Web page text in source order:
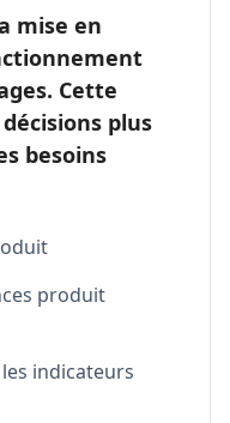
mise en
Cette
plus
besoins
produit
indicateurs